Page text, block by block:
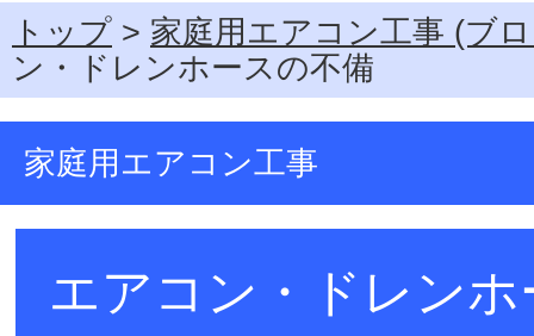
料金システム
ブログ
会社案内
お問い合わせ
トップ > 家庭用エアコン工事 (ブ
ン・ドレンホースの不備
家庭用エアコン工事
エアコン・ドレンホ